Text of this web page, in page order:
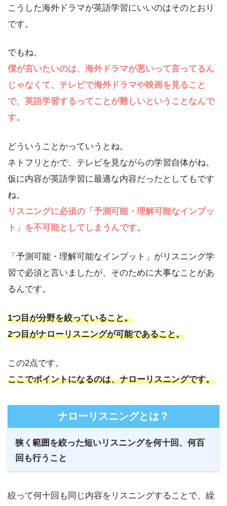
こうした海外ドラマが英語学習にいいのはそのとおり
です。
でもね。
僕が言いたいのは、海外ドラマが悪いって言ってるん
じゃなくて、テレビで海外ドラマや映画を見ること
で、英語学習するってことが難しいということなんで
す。
どういうことかっていうとね。
ネトフリとかで、テレビを見ながらの学習自体がね。
仮に内容が英語学習に最適な内容だったとしてもです
ね。
リスニングに必須の「予測可能・理解可能なインプッ
ト」を不可能としてしまうんです。
「予測可能・理解可能なインプット」がリスニング学
習で必須と言いましたが、そのために大事なことがあ
るんです。
1つ目が分野を絞っていること。
2つ目がナローリスニングが可能であること。
この2点です。
ここでポイントになるのは、ナローリスニングです。
ナローリスニングとは？
狭く範囲を絞った短いリスニングを何十回、何百
回も行うこと
絞って何十回も同じ内容をリスニングすることで、繰